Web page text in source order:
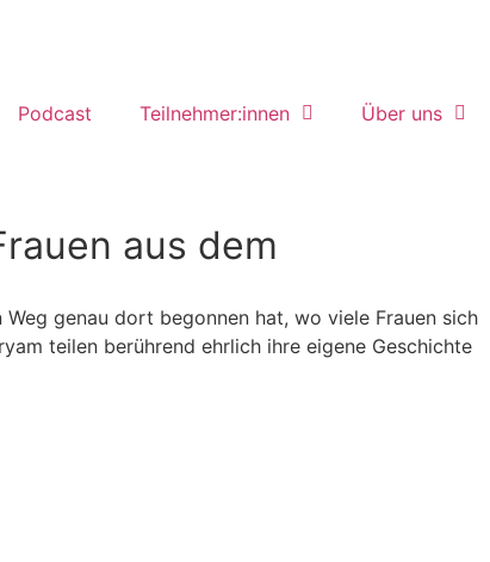
Podcast Teilnehmer:innen Über uns
aus dem
genau dort begonnen hat, wo viele Frauen sich
teilen berührend ehrlich ihre eigene Geschichte